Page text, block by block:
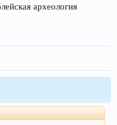
археология